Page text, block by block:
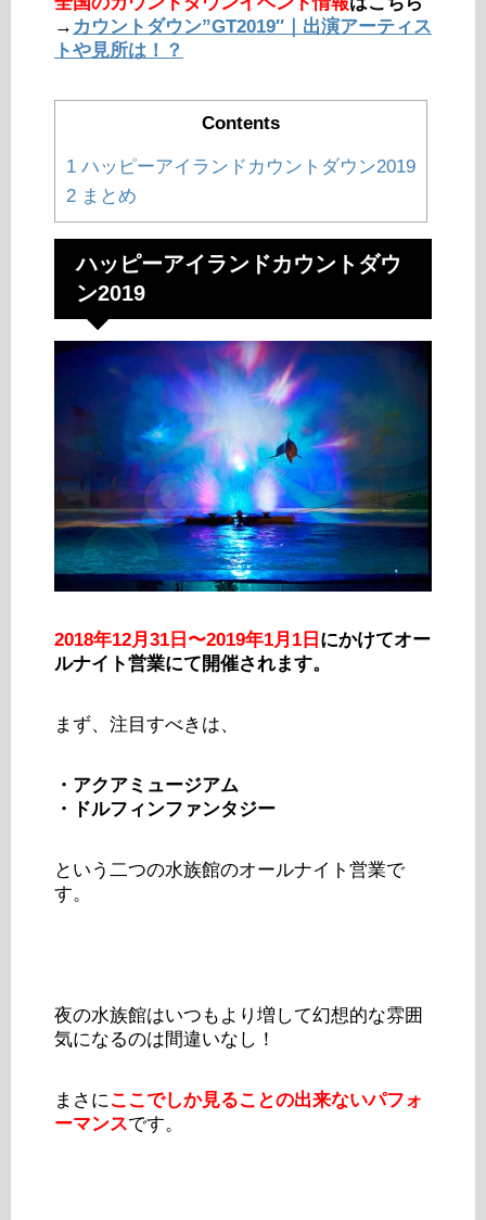
→ カウントダウン”GT2019″｜出演アーティス
トや見所は！？
Contents
1 ハッピーアイランドカウントダウン2019
2 まとめ
ハッピーアイランドカウントダウ
ン2019
2018年12月31日〜2019年1月1日 にかけてオー
ルナイト営業にて開催されます。
まず、注目すべきは、
・アクアミュージアム
・ドルフィンファンタジー
という二つの水族館のオールナイト営業で
す。
夜の水族館はいつもより増して幻想的な雰囲
気になるのは間違いなし！
まさにここでしか見ることの出来ないパフォ
ーマンスです。